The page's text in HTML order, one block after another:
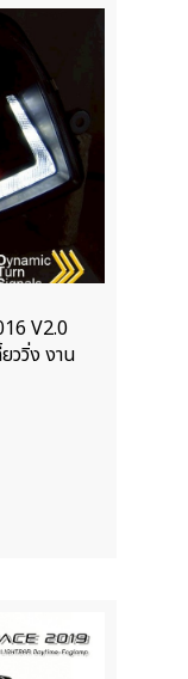
V2.0
ววิ่ง งาน